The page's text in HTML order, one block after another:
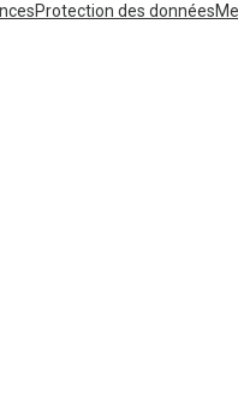
Protection des données